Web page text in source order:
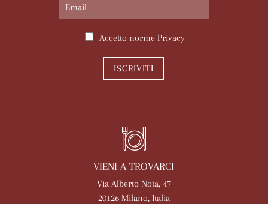
Accetto norme Privacy
ISCRIVITI
VIENI A TROVARCI
Via Alberto Nota, 47
20126 Milano, Italia